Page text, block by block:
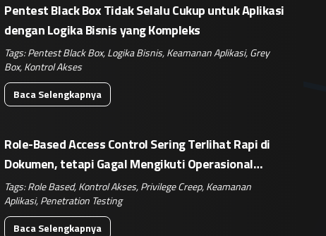
Pentest Black Box Tidak Selalu Cukup untuk Aplikasi
dengan Logika Bisnis yang Kompleks
Tags:Pentest Black Box,Logika Bisnis,Keamanan Aplikasi,Grey
Box,Kontrol Akses
Baca Selengkapnya
Role-Based Access Control Sering Terlihat Rapi di
Dokumen, tetapi Gagal Mengikuti Operasional
Nyata
Tags:Role Based,Kontrol Akses,Privilege Creep,Keamanan
Aplikasi,Penetration Testing
Baca Selengkapnya